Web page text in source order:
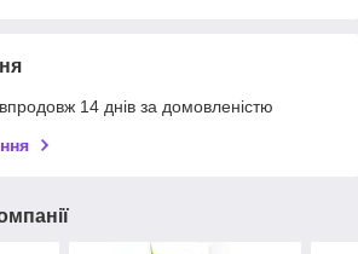
14 днів за домовленістю